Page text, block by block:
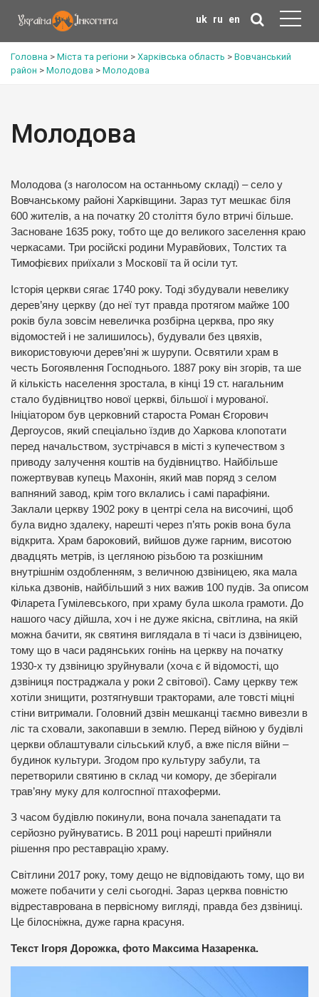
uk ru en
Головна > Міста та регіони > Харківська область > Вовчанський
район > Молодова > Молодова
Молодова
Молодова (з наголосом на останньому складі) – село у
Вовчанському районі Харківщини. Зараз тут мешкає біля
600 жителів, а на початку 20 століття було втричі більше.
Засноване 1635 року, тобто ще до великого заселення краю
черкасами. Три російскі родини Муравйових, Толстих та
Тимофієвих приїхали з Московії та й осіли тут.
Історія церкви сягає 1740 року. Тоді збудували невелику
дерев’яну церкву (до неї тут правда протягом майже 100
років була зовсім невеличка розбірна церква, про яку
відомостей і не залишилось), будували без цвяхів,
використовуючи дерев’яні ж шурупи. Освятили храм в
честь Богоявлення Господнього. 1887 року він згорів, та ше
й кількість населення зростала, в кінці 19 ст. нагальним
стало будівництво нової церкві, більшої і мурованої.
Ініціатором був церковний староста Роман Єгорович
Дергоусов, який спеціально їздив до Харкова клопотати
перед начальством, зустрічався в місті з купечеством з
приводу залучення коштів на будівництво. Найбільше
пожертвував купець Махонін, який мав поряд з селом
вапняний завод, крім того вклались і самі парафіяни.
Заклали церкву 1902 року в центрі села на височині, щоб
була видно здалеку, нарешті через п’ять років вона була
відкрита. Храм бароковий, вийшов дуже гарним, висотою
двадцять метрів, із цегляною різьбою та розкішним
внутрішнім оздобленням, з величною дзвіницею, яка мала
кілька дзвонів, найбільший з них важив 100 пудів. За описом
Філарета Гумілевського, при храму була школа грамоти. До
нашого часу дійшла, хоч і не дуже якісна, світлина, на якій
можна бачити, як святиня виглядала в ті часи із дзвіницею,
тому що в часи радянських гонінь на церкву на початку
1930-х ту дзвіницю зруйнували (хоча є й відомості, що
дзвіниця постраджала у роки 2 світової). Саму церкву теж
хотіли знищити, розтягнувши тракторами, але товсті міцні
стіни витримали. Головний дзвін мешканці таємно вивезли в
ліс та сховали, закопавши в землю. Перед війною у будівлі
церкви облаштували сільський клуб, а вже після війни –
будинок культури. Згодом про культуру забули, та
перетворили святиню в склад чи комору, де зберігали
трав’яну муку для колгоспної птахоферми.
З часом будівлю покинули, вона почала занепадати та
серйозно руйнуватись. В 2011 році нарешті прийняли
рішення про реставрацію храму.
Світлини 2017 року, тому дещо не відповідають тому, що ви
можете побачити у селі сьогодні. Зараз церква повністю
відреставрована в первісному вигляді, правда без дзвіниці.
Це білосніжна, дуже гарна красуня.
Текст Ігоря Дорожка, фото Максима Назаренка.